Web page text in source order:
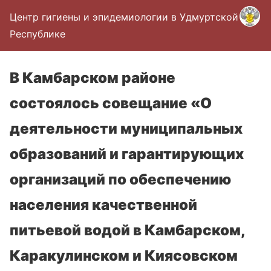
Центр гигиены и эпидемиологии в Удмуртской
Республике
В Камбарском районе
состоялось совещание «О
деятельности муниципальных
образований и гарантирующих
организаций по обеспечению
населения качественной
питьевой водой в Камбарском,
Каракулинском и Киясовском